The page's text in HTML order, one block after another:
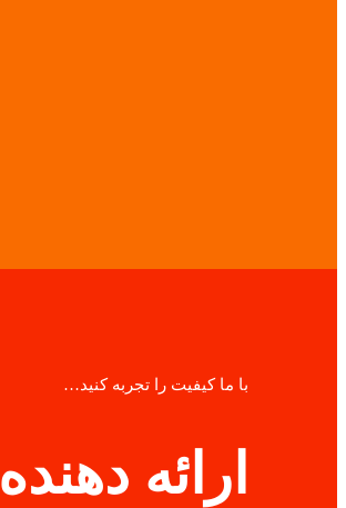
با ما کیفیت را تجربه کنید…
ارائه دهنده